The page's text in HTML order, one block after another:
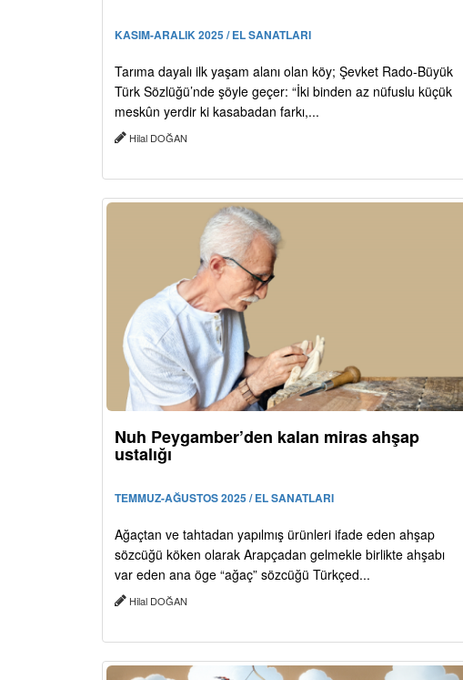
KASIM-ARALIK 2025 / EL SANATLARI
Tarıma dayalı ilk yaşam alanı olan köy; Şevket Rado-Büyük
Türk Sözlüğü’nde şöyle geçer: “İki binden az nüfuslu küçük
meskûn yerdir ki kasabadan farkı,...
Hilal DOĞAN
Nuh Peygamber’den kalan miras ahşap
ustalığı
TEMMUZ-AĞUSTOS 2025 / EL SANATLARI
Ağaçtan ve tahtadan yapılmış ürünleri ifade eden ahşap
sözcüğü köken olarak Arapçadan gelmekle birlikte ahşabı
var eden ana öge “ağaç” sözcüğü Türkçed...
Hilal DOĞAN